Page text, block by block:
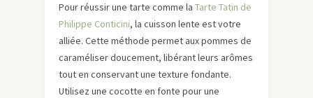
Pour réussir une tarte comme la Tarte Tatin de
Philippe Conticini, la cuisson lente est votre
alliée. Cette méthode permet aux pommes de
caraméliser doucement, libérant leurs arômes
tout en conservant une texture fondante.
Utilisez une cocotte en fonte pour une